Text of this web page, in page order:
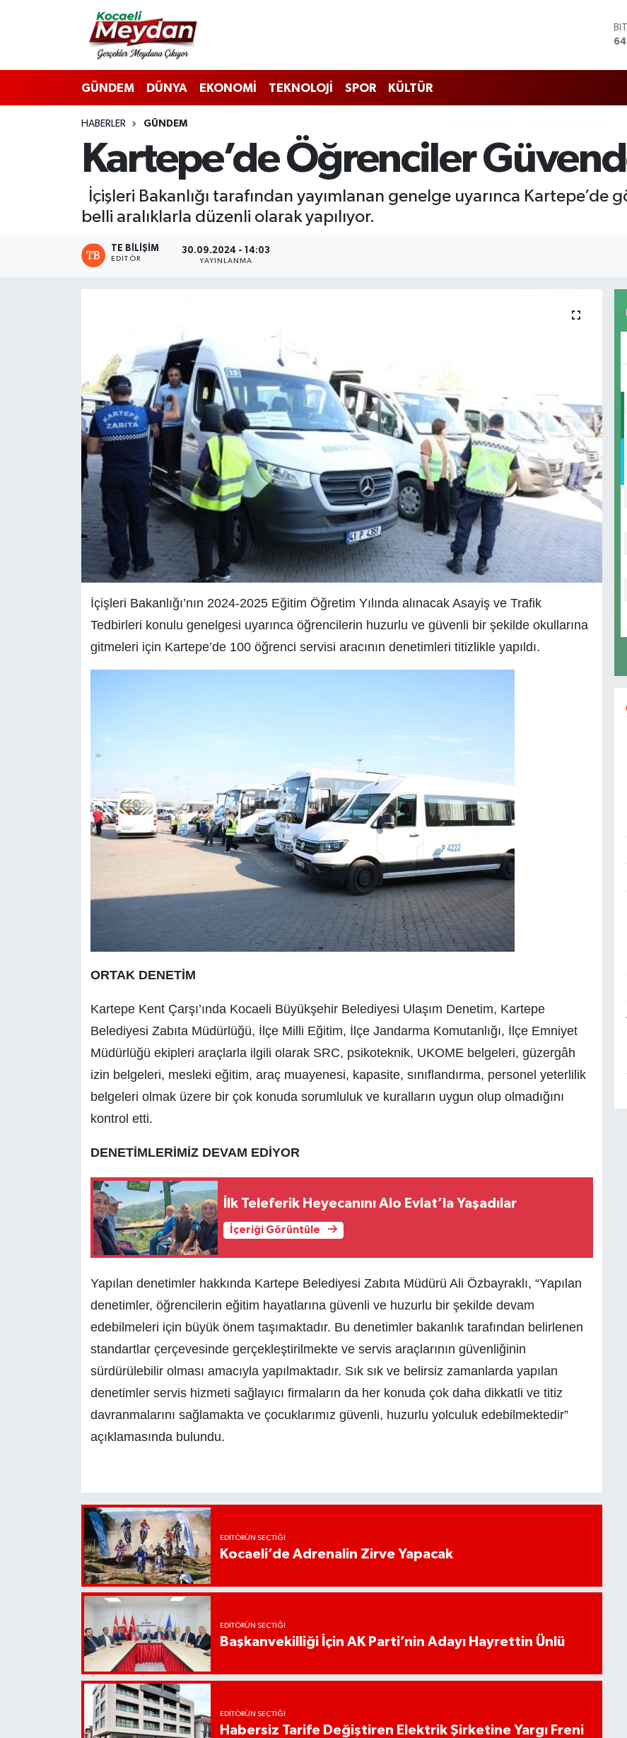
GÜNDEM DÜNYA EKONOMİ TEKNOLOJİ SPOR KÜLTÜR
HABERLER GÜNDEM
Kartepe’de Öğrenciler
İçişleri Bakanlığı tarafından yayımlanan genelge uyarınca Kartepe’de
belli aralıklarla düzenli olarak yapılıyor.
TE BILIŞIM
EDITÖR
30.09.2024 - 14:03
YAYINLANMA
İçişleri Bakanlığı’nın 2024-2025 Eğitim Öğretim Yılında alınacak Asayiş ve Trafik
Tedbirleri konulu genelgesi uyarınca öğrencilerin huzurlu ve güvenli bir şekilde okullarına
gitmeleri için Kartepe’de 100 öğrenci servisi aracının denetimleri titizlikle yapıldı.
ORTAK DENETİM
Kartepe Kent Çarşı’ında Kocaeli Büyükşehir Belediyesi Ulaşım Denetim, Kartepe
Belediyesi Zabıta Müdürlüğü, İlçe Milli Eğitim, İlçe Jandarma Komutanlığı, İlçe Emniyet
Müdürlüğü ekipleri araçlarla ilgili olarak SRC, psikoteknik, UKOME belgeleri, güzergâh
izin belgeleri, mesleki eğitim, araç muayenesi, kapasite, sınıflandırma, personel yeterlilik
belgeleri olmak üzere bir çok konuda sorumluluk ve kuralların uygun olup olmadığını
kontrol etti.
DENETİMLERİMİZ DEVAM EDİYOR
İlk Teleferik Heyecanını Alo Evlat’la Yaşadılar
İçeriği Görüntüle
Yapılan denetimler hakkında Kartepe Belediyesi Zabıta Müdürü Ali Özbayraklı, “Yapılan
denetimler, öğrencilerin eğitim hayatlarına güvenli ve huzurlu bir şekilde devam
edebilmeleri için büyük önem taşımaktadır. Bu denetimler bakanlık tarafından belirlenen
standartlar çerçevesinde gerçekleştirilmekte ve servis araçlarının güvenliğinin
sürdürülebilir olması amacıyla yapılmaktadır. Sık sık ve belirsiz zamanlarda yapılan
denetimler servis hizmeti sağlayıcı firmaların da her konuda çok daha dikkatli ve titiz
davranmalarını sağlamakta ve çocuklarımız güvenli, huzurlu yolculuk edebilmektedir”
açıklamasında bulundu.
EDITÖRÜN SEÇTIĞI
Kocaeli’de Adrenalin Zirve Yapacak
EDITÖRÜN SEÇTIĞI
Başkanvekilliği İçin AK Parti’nin Adayı Hayrettin Ünlü
EDITÖRÜN SEÇTIĞI
Habersiz Tarife Değiştiren Elektrik Şirketine Yargı Freni
Nöbetçi Eczaneler
Hava Durumu
Trafik Durumu
Süper Lig Puan Durumu ve Fikstür
Tüm Manşetler
Haber Arşivi